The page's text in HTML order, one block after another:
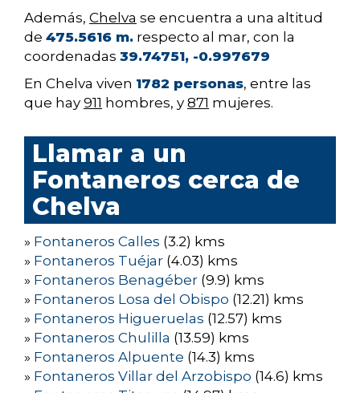
Además, Chelva se encuentra a una altitud
de 475.5616 m. respecto al mar, con la
coordenadas 39.74751, -0.997679
En Chelva viven 1782 personas, entre las
que hay 911 hombres, y 871 mujeres.
Llamar a un
Fontaneros cerca de
Chelva
» Fontaneros Calles (3.2) kms
» Fontaneros Tuéjar (4.03) kms
» Fontaneros Benagéber (9.9) kms
» Fontaneros Losa del Obispo (12.21) kms
» Fontaneros Higueruelas (12.57) kms
» Fontaneros Chulilla (13.59) kms
» Fontaneros Alpuente (14.3) kms
» Fontaneros Villar del Arzobispo (14.6) kms